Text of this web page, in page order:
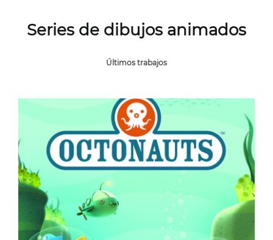
Series de dibujos animados
Últimos trabajos